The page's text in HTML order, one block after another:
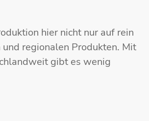
hier nicht nur auf rein
regionalen Produkten. Mit
gibt es wenig